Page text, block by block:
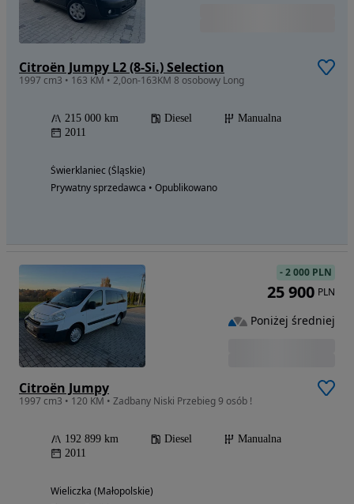
Citroën Jumpy L2 (8-Si.) Selection
1997 cm3 • 163 KM • 2,0on-163KM 8 osobowy Long
215 000 km Diesel
Manualna
2011
Świerklaniec (Śląskie)
Prywatny sprzedawca • Opublikowano
Citroën Jumpy
1997 cm3 • 120 KM • Zadbany Niski Przebieg 9 osób !
192 899 km Diesel
Manualna
2011
Wieliczka (Małopolskie)
-2 000 PLN
25 900 PLN
Poniżej średniej